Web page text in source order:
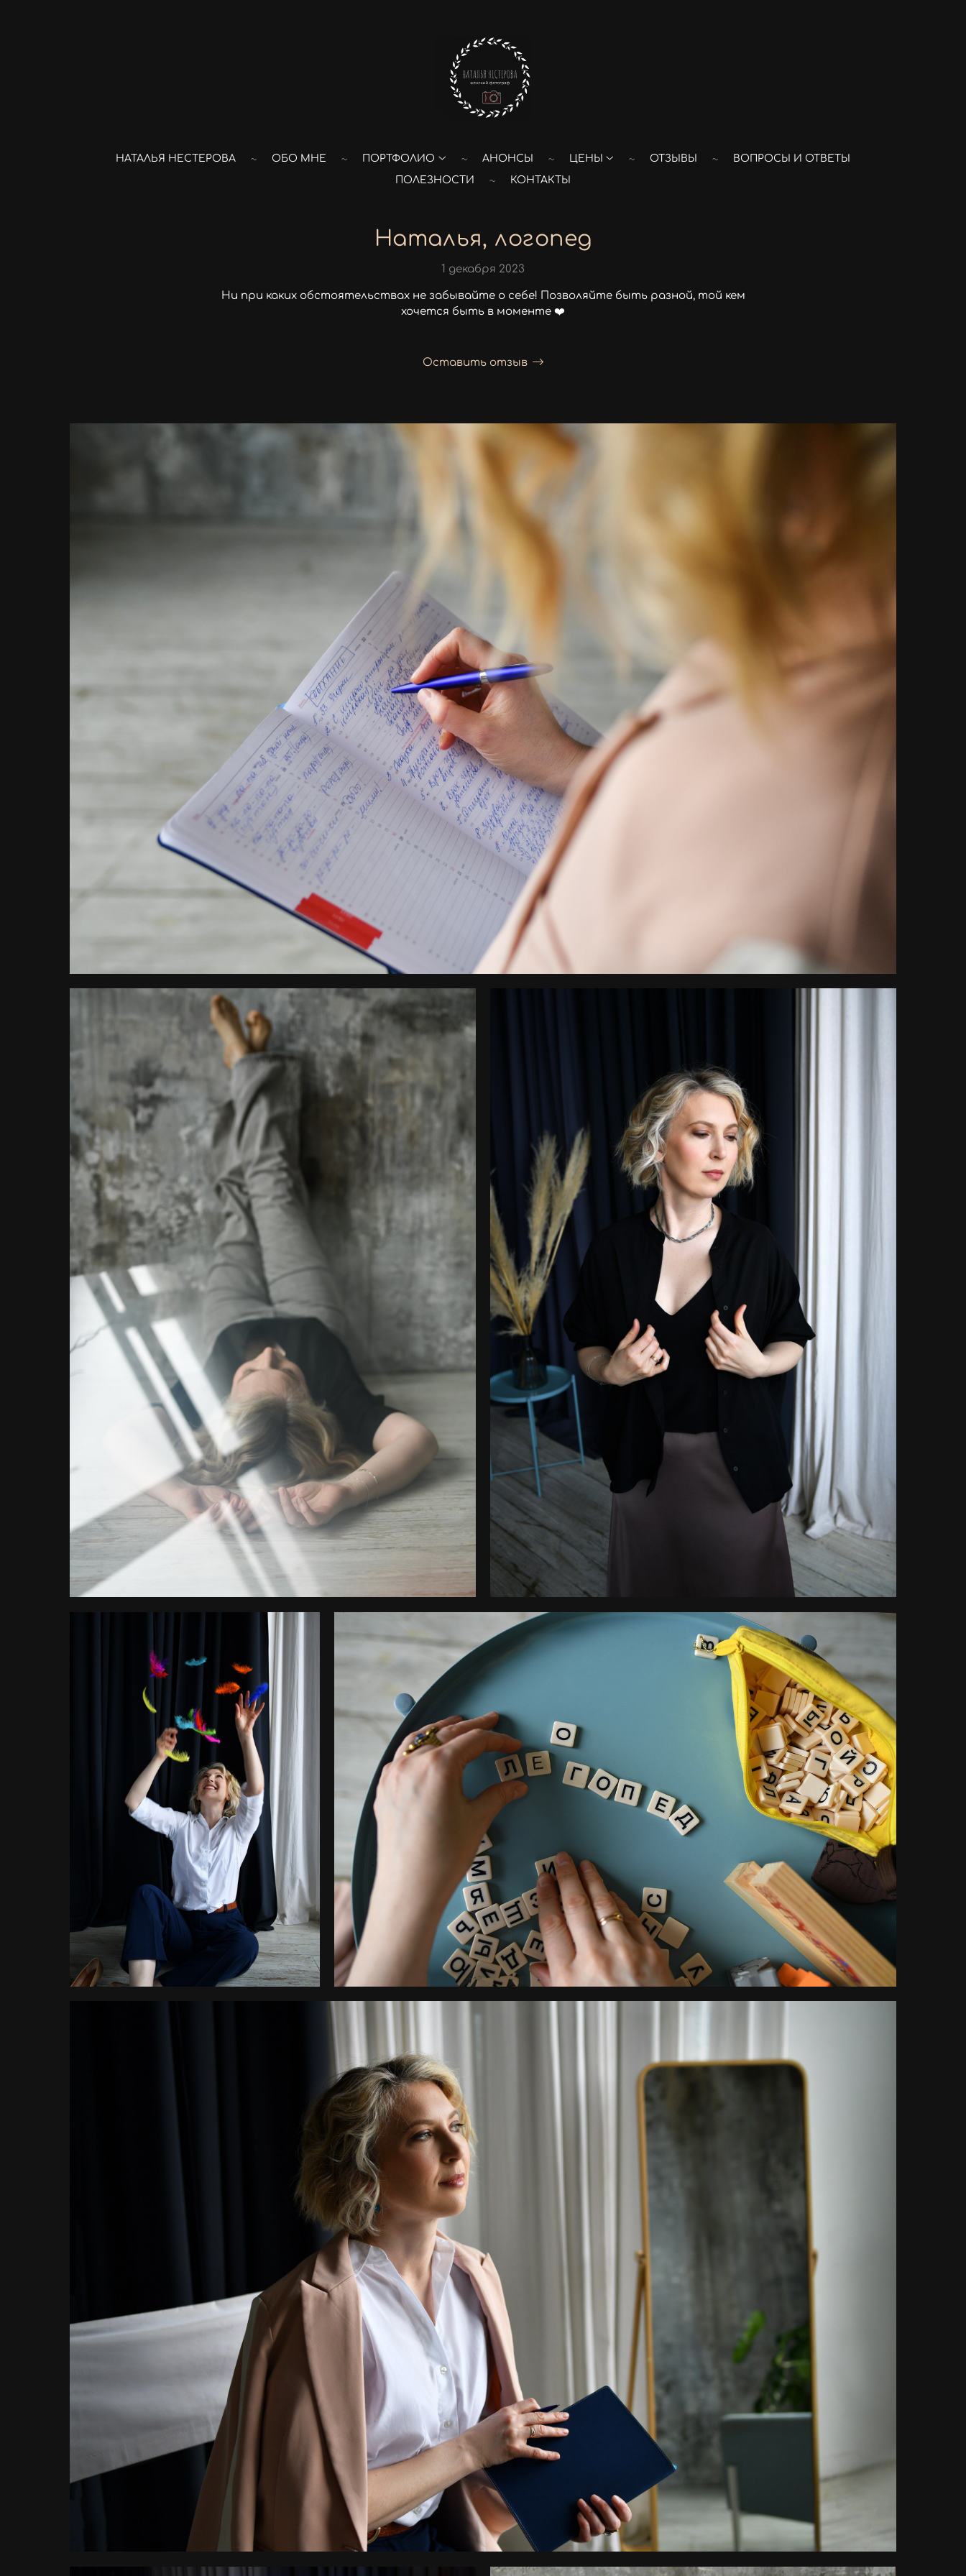
НАТАЛЬЯ НЕСТЕРОВА ОБО МНЕ ПОРТФОЛИО АНОНСЫ ЦЕНЫ ОТЗЫВЫ
ВОПРОСЫ И ОТВЕТЫ
ПОЛЕЗНОСТИ
КОНТАКТЫ
Наталья, логопед
1 декабря 2023
Ни при каких обстоятельствах не забывайте о себе! Позволяйте быть разной, той кем
хочется быть в моменте ❤️
Оставить отзыв